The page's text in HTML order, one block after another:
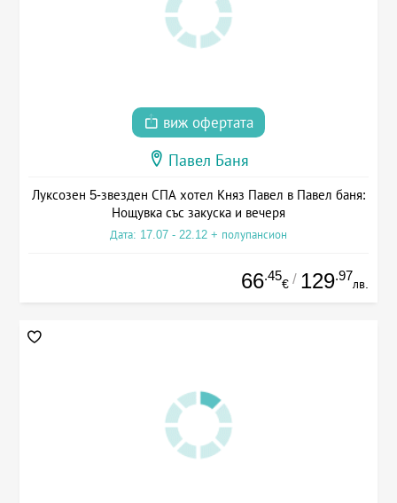
виж офертата
Павел Баня
Луксозен 5-звезден СПА хотел Княз Павел в Павел баня:
Нощувка със закуска и вечеря
Дата: 17.07 - 22.12 + полупансион
66.45
€ / 129.97
лв.